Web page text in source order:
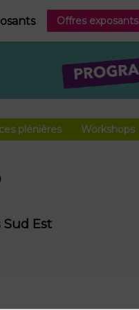
Offres exposants
plénières Workshops
Est